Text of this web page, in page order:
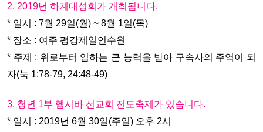
2. 2019년 하계대성회가 개최됩니다.
* 일시 : 7월 29일(월) ~ 8월 1일(목)
* 장소 : 여주 평강제일연수원
* 주제 : 위로부터 임하는 큰 능력을 받아 구속사의 주역이 되
자(눅 1:78-79, 24:48-49)
3. 청년 1부 헵시바 선교회 전도축제가 있습니다.
* 일시 : 2019년 6월 30일(주일) 오후 2시